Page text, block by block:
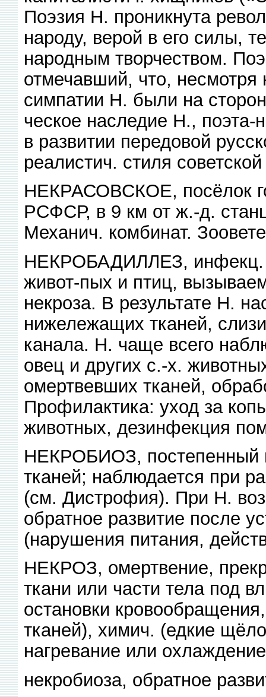
Поэзия Н. проникнута
народу, верой в его силы,
народным творчеством.
отмечавший, что, несмотря
симпатии Н. были на
ческое наследие Н., поэта-
в развитии передовой
реалистич. стиля
НЕКРАСОВСКОЕ, посёлок
РСФСР, в 9 км от ж.-д.
Механич. комбинат.
НЕКРОБАДИЛЛЕЗ, инфекц.
живот-пых и птиц,
некроза. В результате Н.
нижележащих тканей,
канала. Н. чаще всего
овец и других с.-х.
омертвевших тканей,
Профилактика: уход за
животных, дезинфекция
НЕКРОБИОЗ, постепенный
тканей; наблюдается при
(см. Дистрофия). При Н.
обратное развитие после
(нарушения питания,
НЕКРОЗ, омертвение,
ткани или части тела под
остановки
тканей), химич. (едкие
нагревание или
некробиоза, обратное